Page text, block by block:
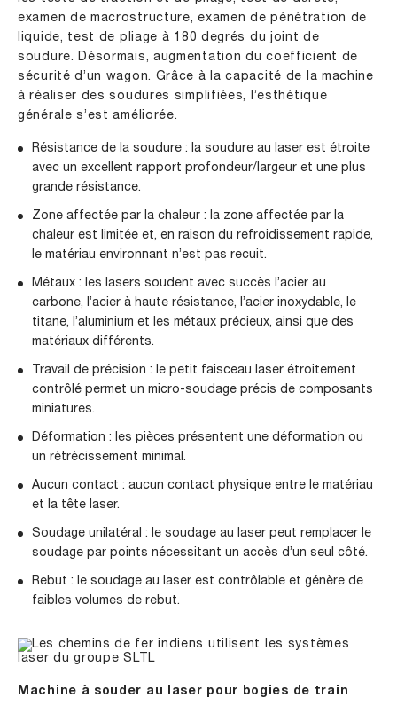
examen de macrostructure, examen de pénétration de
liquide, test de pliage à 180 degrés du joint de
soudure. Désormais, augmentation du coefficient de
sécurité d’un wagon. Grâce à la capacité de la machine
à réaliser des soudures simplifiées, l’esthétique
générale s’est améliorée.
Résistance de la soudure : la soudure au laser est étroite
avec un excellent rapport profondeur/largeur et une plus
grande résistance.
Zone affectée par la chaleur : la zone affectée par la
chaleur est limitée et, en raison du refroidissement rapide,
le matériau environnant n’est pas recuit.
Métaux : les lasers soudent avec succès l’acier au
carbone, l’acier à haute résistance, l’acier inoxydable, le
titane, l’aluminium et les métaux précieux, ainsi que des
matériaux différents.
Travail de précision : le petit faisceau laser étroitement
contrôlé permet un micro-soudage précis de composants
miniatures.
Déformation : les pièces présentent une déformation ou
un rétrécissement minimal.
Aucun contact : aucun contact physique entre le matériau
et la tête laser.
Soudage unilatéral : le soudage au laser peut remplacer le
soudage par points nécessitant un accès d’un seul côté.
Rebut : le soudage au laser est contrôlable et génère de
faibles volumes de rebut.
Machine à souder au laser pour bogies de train